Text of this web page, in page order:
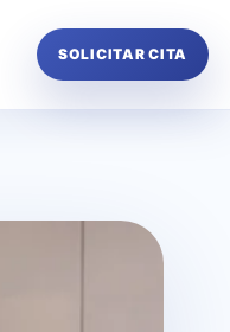
SOLICITAR CITA